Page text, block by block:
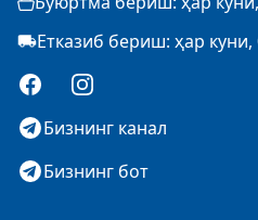
Етказиб бериш: ҳар куни,
FacebookInstagram
Бизнинг канал
Бизнинг бот